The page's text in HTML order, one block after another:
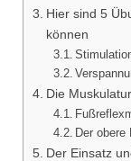
Hier sind 5
können
Die
Der
Der Einsatz